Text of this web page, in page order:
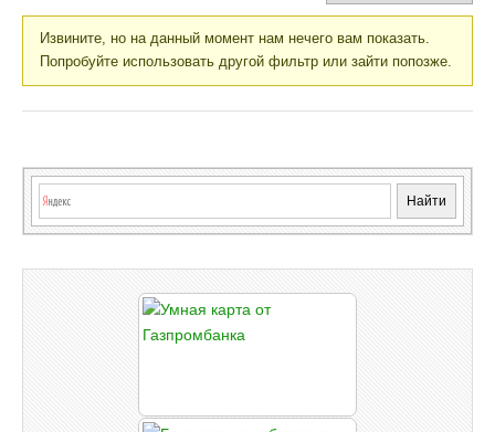
Извините, но на данный момент нам нечего вам показать.
Попробуйте использовать другой фильтр или зайти попозже.